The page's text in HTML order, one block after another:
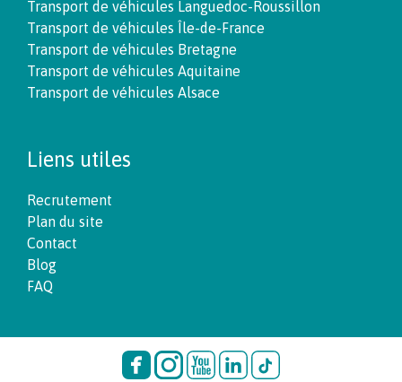
Transport de véhicules Languedoc-Roussillon
Transport de véhicules Île-de-France
Transport de véhicules Bretagne
Transport de véhicules Aquitaine
Transport de véhicules Alsace
Liens utiles
Recrutement
Plan du site
Contact
Blog
FAQ